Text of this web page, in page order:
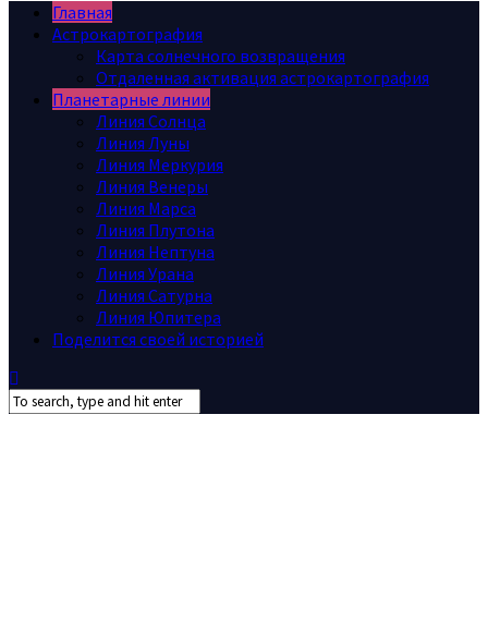
Главная
Астрокартография
Карта солнечного возвращения
Отдаленная активация астрокартография
Планетарные линии
Линия Солнца
Линия Луны
Линия Меркурия
Линия Венеры
Линия Марса
Линия Плутона
Линия Нептуна
Линия Урана
Линия Сатурна
Линия Юпитера
Поделится своей историей